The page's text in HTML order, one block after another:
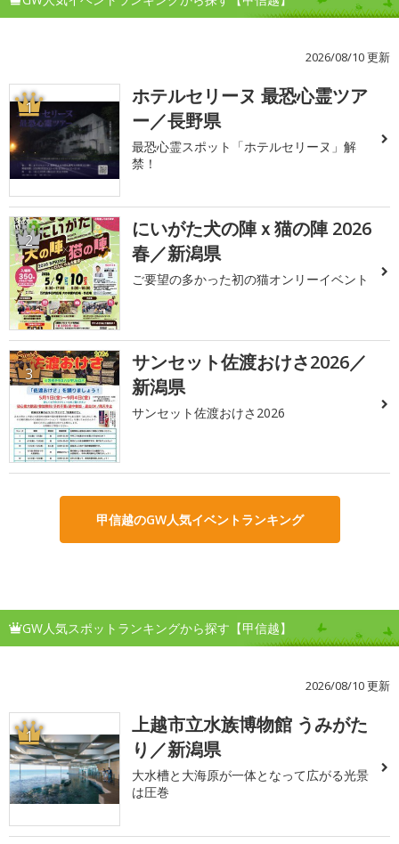
2026/08/10 更新
1
ホテルセリーヌ 最恐心霊ツア
ー／長野県
最恐心霊スポット「ホテルセリーヌ」解
禁！
2
にいがた犬の陣ｘ猫の陣 2026
春／新潟県
ご要望の多かった初の猫オンリーイベント
3
サンセット佐渡おけさ2026／
新潟県
サンセット佐渡おけさ2026
甲信越のGW人気イベントランキング
GW人気スポットランキングから探す【甲信越】
2026/08/10 更新
1
上越市立水族博物館 うみがた
り／新潟県
大水槽と大海原が一体となって広がる光景
は圧巻